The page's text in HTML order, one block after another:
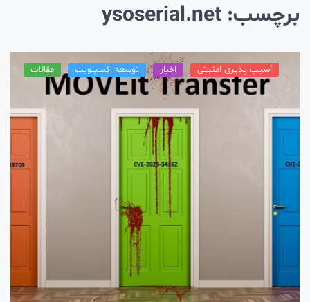
ysoserial.net
آسیب پذیری امنیتی توسعه اکسپلویت مقالات